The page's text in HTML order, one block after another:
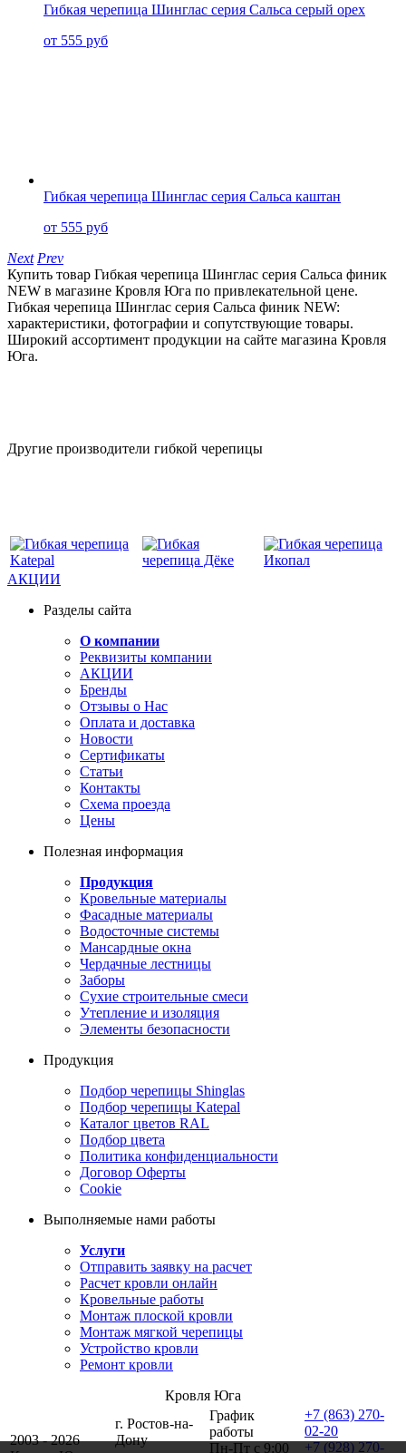
Гибкая черепица Шинглас серия Сальса серый орех
от 555 руб
Гибкая черепица Шинглас серия Сальса каштан
от 555 руб
Next Prev
Купить товар Гибкая черепица Шинглас серия Сальса финик
NEW в магазине Кровля Юга по привлекательной цене.
Гибкая черепица Шинглас серия Сальса финик NEW:
характеристики, фотографии и сопутствующие товары.
Широкий ассортимент продукции на сайте магазина Кровля
Юга.
Другие производители гибкой черепицы
АКЦИИ
Разделы сайта
О компании
Реквизиты компании
АКЦИИ
Бренды
Отзывы о Нас
Оплата и доставка
Новости
Сертификаты
Статьи
Контакты
Схема проезда
Цены
Полезная информация
Продукция
Кровельные материалы
Фасадные материалы
Водосточные системы
Мансардные окна
Чердачные лестницы
Заборы
Сухие строительные смеси
Утепление и изоляция
Элементы безопасности
Продукция
Подбор черепицы Shinglas
Подбор черепицы Katepal
Каталог цветов RAL
Подбор цвета
Политика конфиденциальности
Договор Оферты
Cookie
Выполняемые нами работы
Услуги
Отправить заявку на расчет
Расчет кровли онлайн
Кровельные работы
Монтаж плоской кровли
Монтаж мягкой черепицы
Устройство кровли
Ремонт кровли
Кровля Юга
2003 - 2026
г. Ростов-на-
Дону
График
работы
Пн-Пт с 9:00
+7 (863) 270-
02-20
+7 (928) 270-